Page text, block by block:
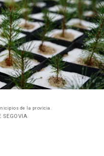
de la provicia.
SEGOVIA